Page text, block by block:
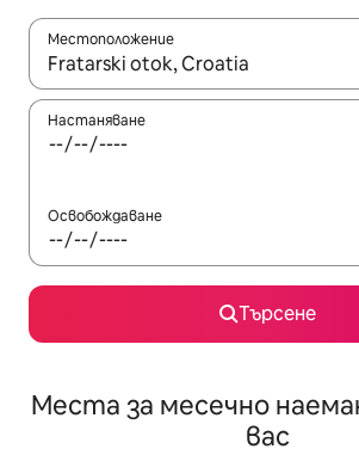
Местоположение
Когато резултатите се покажат,
Настаняване
Освобождаване
Търсене
Места за месечно
вас